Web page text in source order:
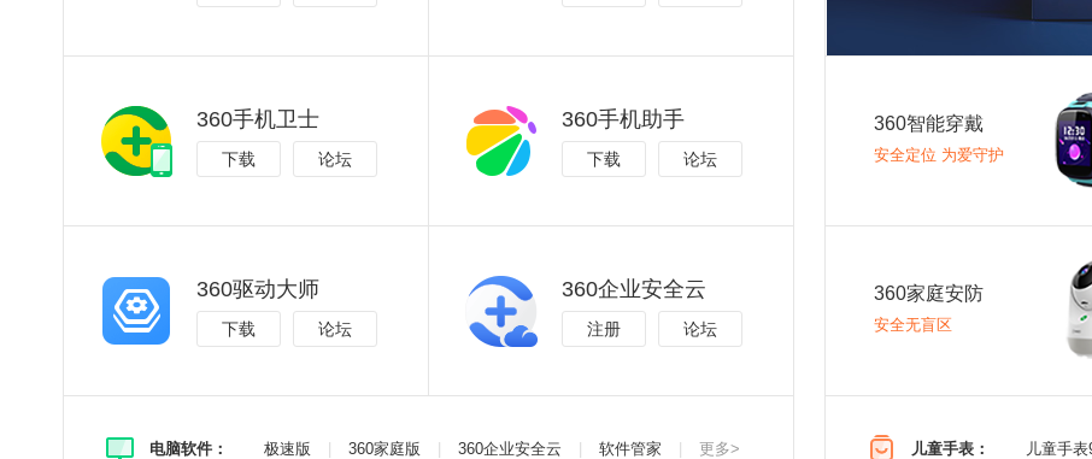
360手机卫士
下载 论坛
360手机助手
下载 论坛
360驱动大师
下载 论坛
360企业安全云
注册 论坛
电脑软件： 极速版 360家庭版 360企业安全云 软件管家 更多>
360智能穿戴
安全定位 为爱守护
360家庭安防
安全无盲区
儿童手表： 儿童手表